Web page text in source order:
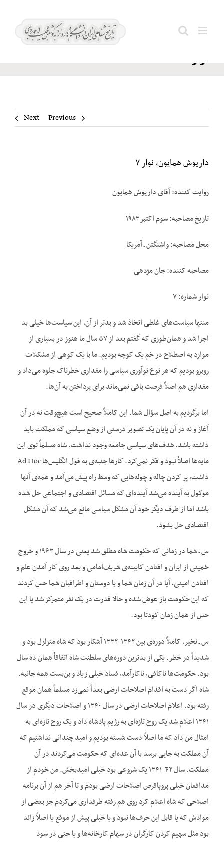
همایون،
نوار ۷
Previous
Next
داریوش همایون، نوار ۷
روایت کننده: آقای داریوش همایون
تاریخ مصاحبه: سوم اکتبر ۱۹۸۳
محل مصاحبه: واشنگتن ـ آمریکا
مصاحبه کننده: جان مژدهی
نوار شماره: ۷
منتها سیاست‌‌های غلطی اتخاذ شد و بدتر از آن، این سیاست‌ها خیلی بد
اجرا شد و همان‌طوری که گفتم بعد از ۵۷ سال ما هنوز در بسیاری از
موارد به اصطلاح در خم یک کوچه بودیم. ما با یک کوهی از مشکلات
روبرو بودیم که هر نوع نوآوری سیاسی را مقداری خطرناک جلوه می‌داد و
مقداری هم اصلاً فرصت باقی نمی‌ماند برای پرداختن به آن‌ها.
اما برگردیم به اصل سؤال شما. این کاملاً صحیح است هیچ‌وقت نه در آن
آغاز و نه در آن پایان یک تصویر درستی از وضع سیاسی که مملکت باید
داشته باشد، هدف‌های سیاسی جامعه وجود نداشت. شاه مسلماً توی این
مایه‌ها اصلاً نبود و فکر نمی‌کرد. کارها جنبه‌ی به قول انگلیس‌ها Ad Hoc
داشت، پر کردن چاله و چوله‌هایی که وسط راه پیش می‌آمد و همه‌ی آنها
موکول به آینده می‌شد آینده‌ای که مسائل اقتصادی و اجتماعی حل شده
باشد اما از طرف دیگر خود آن مشکل سیاسی مانع می‌شد که آن مشکل
اقتصادی حل بشود.
س ـ شما در زمانی که حکومت شاه مطلق شد یعنی در سال ۱۹۶۳ و خروج
خمینی از ایران و افتادن کابینه‌ی شریف‌امامی و بعد روی کار آمدن علم و
افتادن امینی، آیا در آن زمان شما و یا دوستان و اطرافیان شما حس کردند
که این حکومت باز عوض شده و حالا قدرت در یک نفر متمرکز شد یا این
حس از همان زمان کودتا بود.
س ـ نخیر، کاملاً دوره‌ی بین ۱۳۴۲-۱۳۳۲ آشکار بود که شاه متزلزل بود و
شدیداً در خطر. یکی از بدترین دوره‌های سلطنت شاه اتفاقاً همان ده سال
بود. حکومت‌ها ناکافی، ناکارآمد، فساد خیلی زیاد و بن‌بست همه جانبه.
شاه اگر دست به اقدام اصلاحات ارضی بعداً نمی‌زد مسلماً همان موقع
رفته بود. اعلام اصلاحات ارضی در سال ۱۳۴۰ و اصلاحات دیگری در سال
۱۳۴۱ اعلام شد یک روح تازه‌ای به رژیم پادشاه داد و یک روح تازه‌ای به
امثال من داد که ما اصلاً دست شسته بودیم و امید چندانی نداشتیم که
آن مملکت به جایی برسد با آن عده‌ای که حکومت می‌کردند در آن
مملکت. سال ۴۲-۱۳۴۱ یک شروعی بود خیلی امیدبخش. من خودم از
مدافعان خیلی پروپاقرص اصلاحات ارضی بودم و تا آخر هم از آن برنامه
اصلاحی که شاه اعلام کرد روی هم رفته طرفداری می‌کردم جز بعضی از
موادش که یا قابل این حرف‌ها نبود و یا خیلی پیش از موقع یا اصلاً زائد
بود مثل سهیم کردن کارگران در سهام کارخانه‌ها و یا حتی در سود